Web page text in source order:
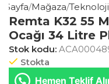
Sayfa Mağaza Teknoloji
Remta K32 55
Ocağı 34 Litre
Stok kodu:
Stokta
Hemen Teklif